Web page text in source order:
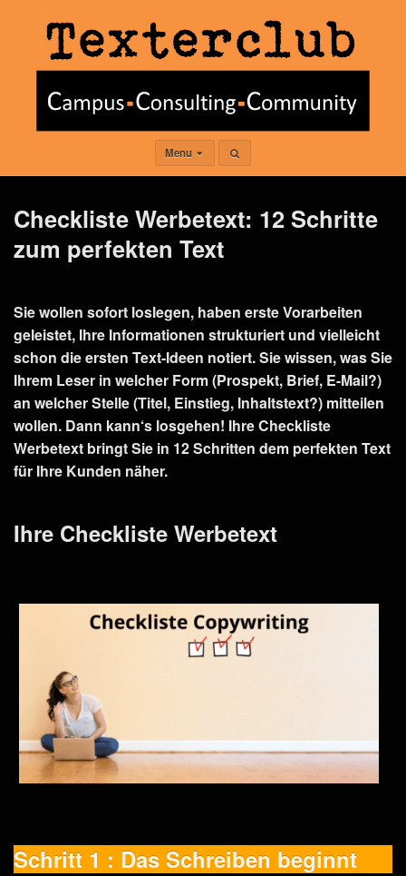
Menu
Checkliste Werbetext: 12 Schritte
zum perfekten Text
Sie wollen sofort loslegen, haben erste Vorarbeiten
geleistet, Ihre Informationen strukturiert und vielleicht
schon die ersten Text-Ideen notiert. Sie wissen, was Sie
Ihrem Leser in welcher Form (Prospekt, Brief, E-Mail?)
an welcher Stelle (Titel, Einstieg, Inhaltstext?) mitteilen
wollen. Dann kann‘s losgehen! Ihre Checkliste
Werbetext bringt Sie in 12 Schritten dem perfekten Text
für Ihre Kunden näher.
Ihre Checkliste Werbetext
Schritt 1 : Das Schreiben beginnt